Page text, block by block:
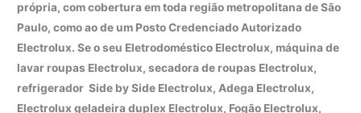
própria, com cobertura em toda região metropolitana de São
Paulo, como ao de um Posto Credenciado Autorizado
Electrolux. Se o seu Eletrodoméstico Electrolux, máquina de
lavar roupas Electrolux, secadora de roupas Electrolux,
refrigerador Side by Side Electrolux, Adega Electrolux,
Electrolux geladeira duplex Electrolux, Fogão Electrolux,